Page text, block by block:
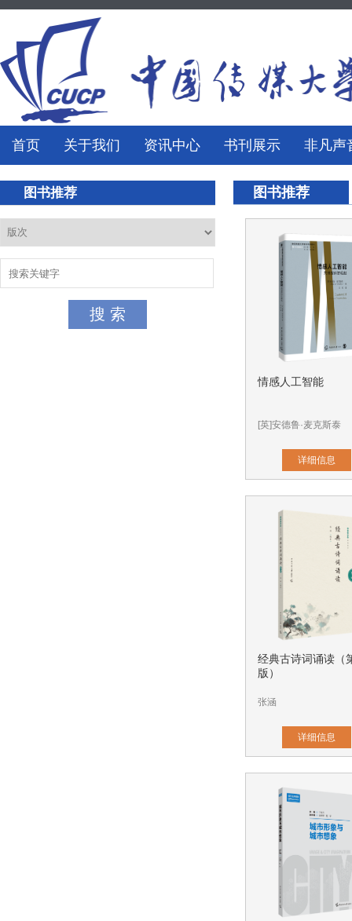
首页 关于我们 资讯中心 书刊展示 非凡声
图书推荐 图书推荐
情感人工智能
[英]安德鲁·麦克斯泰
详细信息
经典古诗词诵读（
版）
张涵
详细信息